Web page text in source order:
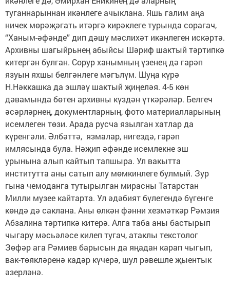
туганнарыннан икәнлеге ачыклана. Яшь галим аңа
ничек мөрәҗәгать итәргә кирәклеге турында сорагач,
“Ханым-әфәнде” дип дәшү мәслихәт икәнлеген искәртә.
Архивны шагыйрьнең абыйсы Шәриф шактый тәртипкә
китергән булган. Сорур ханымның үзенең дә гарәп
язуын яхшы белгәнлеге мәгълүм. Шуңа күрә
Н.Нәккашка да эшләү шактый җиңеләя. 4-5 көн
дәвамында бөтен архивны күздән үткәрәләр. Белгеч
әсәрләрнең, документларның, фото материалларының
исемлеген төзи. Арада русча язылган хатлар да
күренгәли. Әлбәттә, язмалар, нигездә, гарәп
имлясында була. Нәҗип әфәнде исемлекне эш
урынына алып кайтып тапшыра. Ул вакытта
институтта аны сатып алу мөмкинлеге булмый. Зур
гына чемоданга тутырылган мирасны Татарстан
Милли музее кайтарта. Ул әдәбият бүлегендә бүгенге
көндә дә саклана. Аны өлкән фәнни хезмәткәр Рәмзия
Абзалина тәртипкә китерә. Алга таба аны бастырып
чыгару мәсьәләсе килеп тугач, атаклы текстолог
Зөфәр ага Рәмиев барысын да яңадан карап чыгып,
вак-төякләренә кадәр күчерә, шул рәвешле җыентык
әзерләнә.